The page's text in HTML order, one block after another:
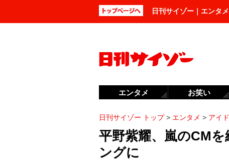
日刊サイゾー｜エンタ
日刊サイゾー トップ> エンタメ > アイ
平野紫耀、嵐のCM
ングに
エンタメ お笑い